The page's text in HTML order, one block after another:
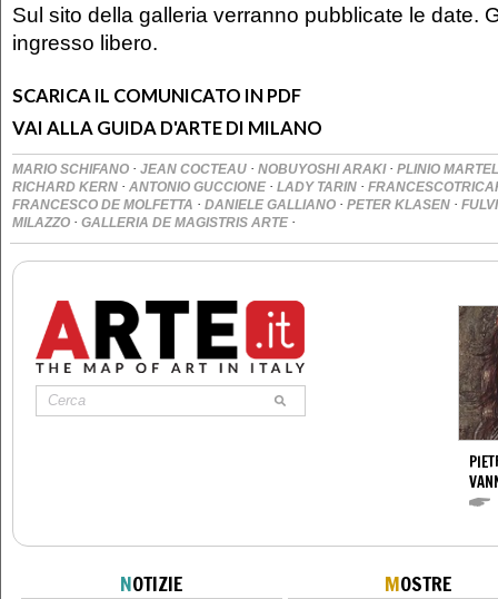
Sul sito della galleria verranno pubblicate le date.
ingresso libero.
SCARICA IL COMUNICATO IN PDF
VAI ALLA GUIDA D'ARTE DI MILANO
MARIO SCHIFANO · JEAN COCTEAU · NOBUYOSHI ARAKI · PLINIO
RICHARD KERN · ANTONIO GUCCIONE · LADY TARIN ·
FRANCESCO DE MOLFETTA · DANIELE GALLIANO · PETER KLASEN ·
MILAZZO · GALLERIA DE MAGISTRIS ARTE ·
NOTIZIE MOSTRE